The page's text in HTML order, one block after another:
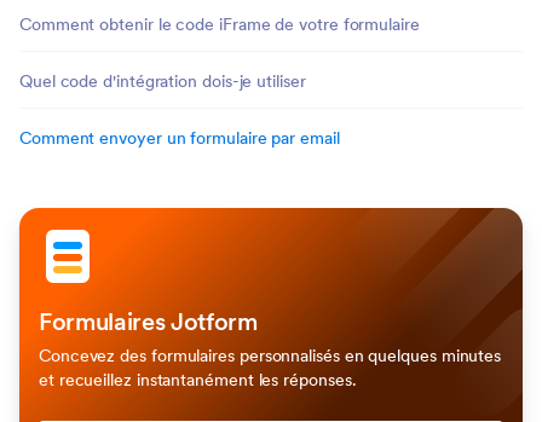
Comment obtenir le code iFrame de votre formulaire
Quel code d'intégration dois-je utiliser
Comment envoyer un formulaire par email
Formulaires Jotform
Concevez des formulaires personnalisés en quelques minutes
et recueillez instantanément les réponses.